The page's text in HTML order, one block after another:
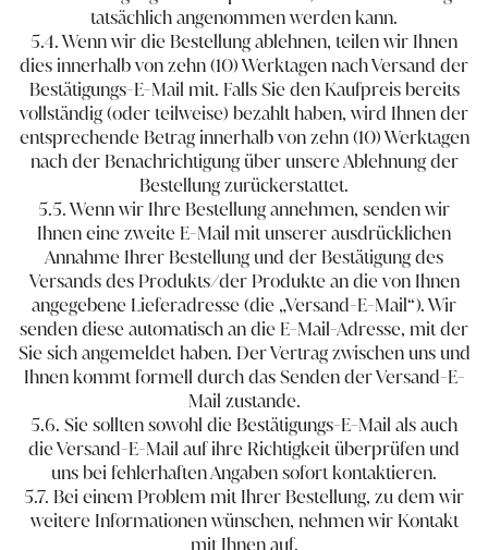
tatsächlich angenommen werden kann.
5.4. Wenn wir die Bestellung ablehnen, teilen wir Ihnen
dies innerhalb von zehn (10) Werktagen nach Versand der
Bestätigungs-E-Mail mit. Falls Sie den Kaufpreis bereits
vollständig (oder teilweise) bezahlt haben, wird Ihnen der
entsprechende Betrag innerhalb von zehn (10) Werktagen
nach der Benachrichtigung über unsere Ablehnung der
Bestellung zurückerstattet.
5.5. Wenn wir Ihre Bestellung annehmen, senden wir
Ihnen eine zweite E-Mail mit unserer ausdrücklichen
Annahme Ihrer Bestellung und der Bestätigung des
Versands des Produkts/der Produkte an die von Ihnen
angegebene Lieferadresse (die „Versand-E-Mail“). Wir
senden diese automatisch an die E-Mail-Adresse, mit der
Sie sich angemeldet haben. Der Vertrag zwischen uns und
Ihnen kommt formell durch das Senden der Versand-E-
Mail zustande.
5.6. Sie sollten sowohl die Bestätigungs-E-Mail als auch
die Versand-E-Mail auf ihre Richtigkeit überprüfen und
uns bei fehlerhaften Angaben sofort kontaktieren.
5.7. Bei einem Problem mit Ihrer Bestellung, zu dem wir
weitere Informationen wünschen, nehmen wir Kontakt
mit Ihnen auf.